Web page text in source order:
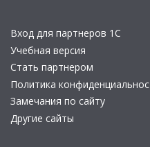
Вход для партнеров 1С
Учебная версия
Стать партнером
Политика
Замечания по сайту
Другие сайты